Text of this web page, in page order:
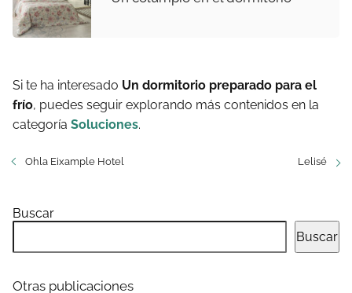
Si te ha interesado Un dormitorio preparado para el
frío, puedes seguir explorando más contenidos en la
categoría Soluciones.
Ohla Eixample Hotel Lelisé
Buscar
Buscar
Otras publicaciones